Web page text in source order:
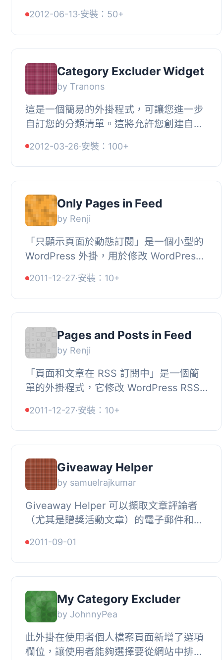
Categories Widget」，Categories but
excl...
2012-06-13·安裝：50+
Category Excluder Widget
by Tranons
這是一個簡易的外掛程式，可讓您進一步
自訂您的分類清單。這將允許您創建自訂
不想要的分類。例如，假設您有一個特定
的...
2012-03-26·安裝：100+
Only Pages in Feed
by Renji
「只顯示頁面於動態訂閱」是一個小型的
WordPress 外掛，用於修改 WordPress
不包含「文章」。如果您正在使用
WordPress...
2011-12-27·安裝：10+
Pages and Posts in Feed
by Renji
「頁面和文章在 RSS 訂閱中」是一個簡
單的外掛程式，它修改 WordPress RSS
型的內容。這會創建一個包含頁面和部落
格文...
2011-12-27·安裝：10+
Giveaway Helper
by samuelrajkumar
Giveaway Helper 可以擷取文章評論者
（尤其是贈獎活動文章）的電子郵件和名
字，將它們複製並粘貼到 Random.org 中
選擇...
2011-09-01
My Category Excluder
by JohnnyPea
此外掛在使用者個人檔案頁面新增了選項
欄位，讓使用者能夠選擇要從網站中排除